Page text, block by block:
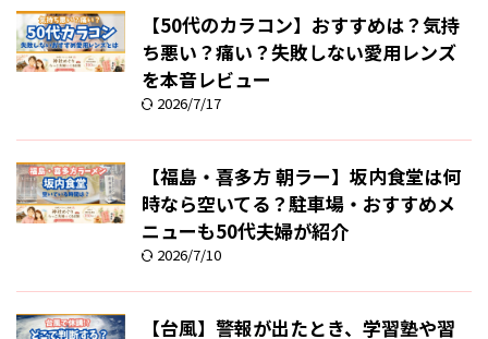
【50代のカラコン】おすすめは？気持
ち悪い？痛い？失敗しない愛用レンズ
を本音レビュー
2026/7/17
【福島・喜多方 朝ラー】坂内食堂は何
時なら空いてる？駐車場・おすすめメ
ニューも50代夫婦が紹介
2026/7/10
【台風】警報が出たとき、学習塾や習